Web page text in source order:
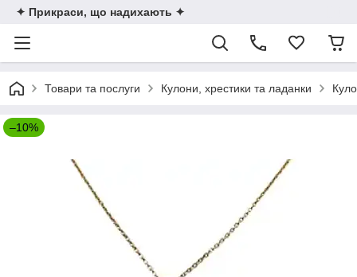
✦ Прикраси, що надихають ✦
Товари та послуги Кулони, хрестики та ладанки
–10%